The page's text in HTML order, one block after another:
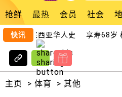
抢鲜 最热 会员 社会
快讯
懂马来西亚华人史 享寿68岁 梅
主页 > 体育 > 其他